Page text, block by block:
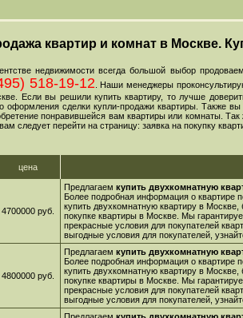
квартир и комнат в Москве.
недвижимости всегда большой выбор
518-19-12 . Наши менеджеры
Если вы решили купить квартиру, то лучше
оформления сделки купли-продажи квартиры. Также
понравившейся вам квартиры или комнаты.
следует перейти на страницу: заявка на покупку
цена
4700000 руб.
Предлагаем купить двухкомнатную
Более подробная информация о квартире
купить двухкомнатную квартиру в
покупке квартиры в Москве. Мы
прекрасные условия для покупателей
выгодные условия для покупателей,
4800000 руб.
Предлагаем купить двухкомнатную
Более подробная информация о квартире
купить двухкомнатную квартиру в
покупке квартиры в Москве. Мы
прекрасные условия для покупателей
выгодные условия для покупателей,